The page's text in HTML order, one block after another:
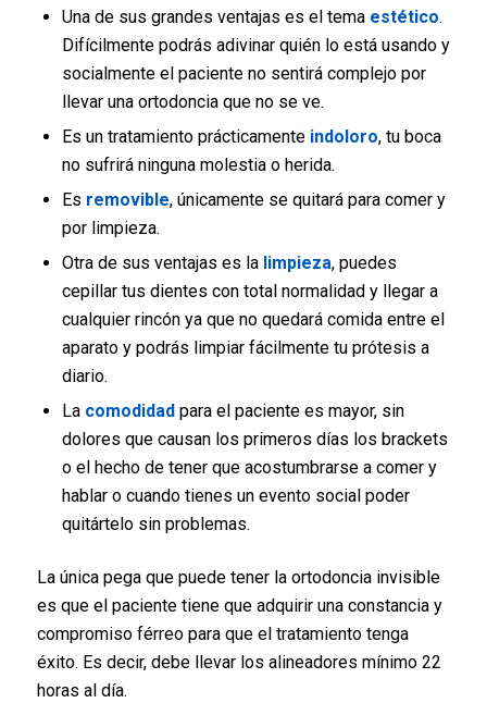
Una de sus grandes ventajas es el tema estético.
Difícilmente podrás adivinar quién lo está usando y
socialmente el paciente no sentirá complejo por
llevar una ortodoncia que no se ve.
Es un tratamiento prácticamente indoloro, tu boca
no sufrirá ninguna molestia o herida.
Es removible, únicamente se quitará para comer y
por limpieza.
Otra de sus ventajas es la limpieza, puedes
cepillar tus dientes con total normalidad y llegar a
cualquier rincón ya que no quedará comida entre el
aparato y podrás limpiar fácilmente tu prótesis a
diario.
La comodidadpara el paciente es mayor, sin
dolores que causan los primeros días los brackets
o el hecho de tener que acostumbrarse a comer y
hablar o cuando tienes un evento social poder
quitártelo sin problemas.
La única pega que puede tener la ortodoncia invisible
es que el paciente tiene que adquirir una constancia y
compromiso férreo para que el tratamiento tenga
éxito. Es decir, debe llevar los alineadores mínimo 22
horas al día.